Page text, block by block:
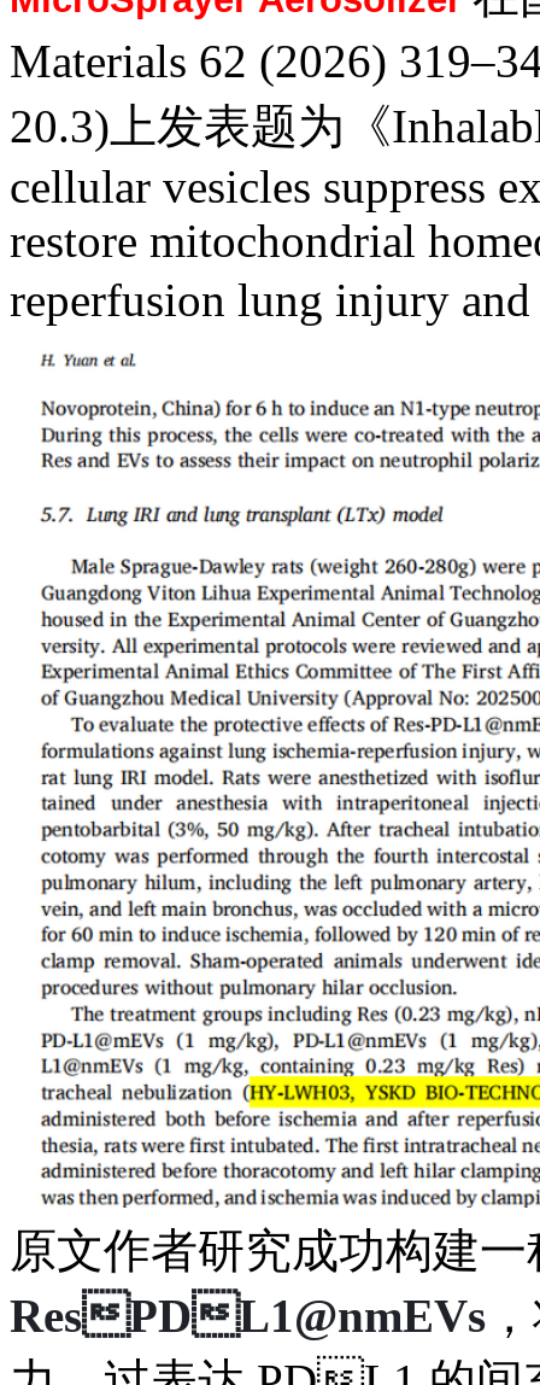
Materials 62 (2026)
20.3)上发表题为 《
cellular vesicles suppress
restore mitochondrial
reperfusion lung injury and
原文作者研究成功构建一
ResPDL1@nmEVs